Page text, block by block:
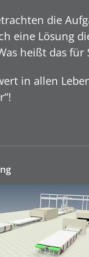
die
eine Lösung
heißt das für
in allen